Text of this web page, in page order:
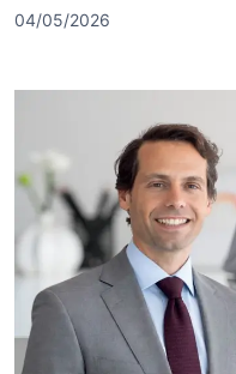
04/05/2026